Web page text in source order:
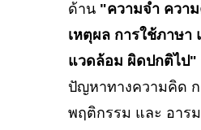
ด้าน "ความจำ ควา
เหตุผล การใช้ภาษา
แวดล้อม ผิดปกติไป"
ปัญหาทางความคิด
พฤติกรรม และ อาร